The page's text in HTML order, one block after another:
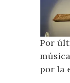
Por
por la